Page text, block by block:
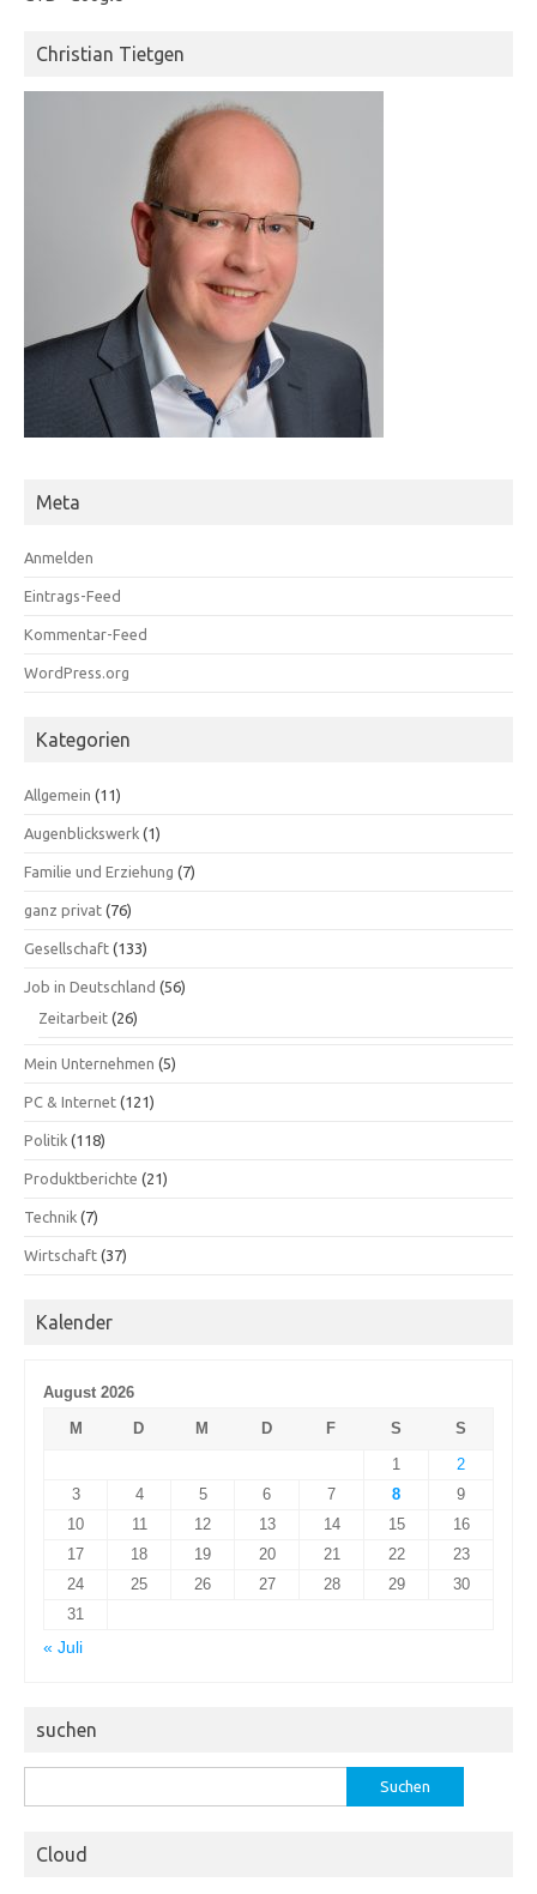
Christian Tietgen
Meta
Anmelden
Eintrags-Feed
Kommentar-Feed
WordPress.org
Kategorien
Allgemein (11)
Augenblickswerk (1)
Familie und Erziehung (7)
ganz privat (76)
Gesellschaft (133)
Job in Deutschland (56)
Zeitarbeit (26)
Mein Unternehmen (5)
PC & Internet (121)
Politik (118)
Produktberichte (21)
Technik (7)
Wirtschaft (37)
Kalender
August 2026
M
D M D F S
S
1
2
3
4 5 6 7 8
9
10
11 12 13 14 15
16
17
18 19 20 21 22
23
24
25 26 27 28 29
30
31
« Juli
suchen
nach:
Cloud